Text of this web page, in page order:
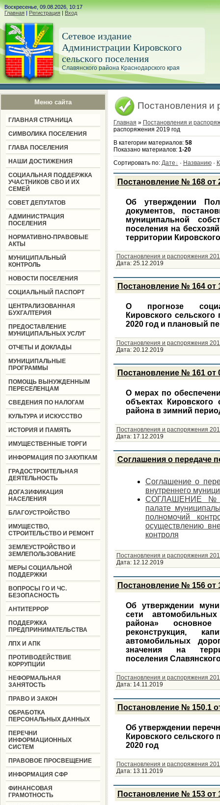
Воскресенье, 09.08.2026, 10:17
Главная | Регистрация | Вход
Сетевое издание
Администрации Кировского
сельского поселения
Славянского района Краснодарского края
Меню сайта
ГЛАВНАЯ СТРАНИЦА
СИМВОЛИКА ПОСЕЛЕНИЯ
ГЛАВА ПОСЕЛЕНИЯ
НАШИ ДОСТИЖЕНИЯ
СОЦИАЛЬНАЯ ПОДДЕРЖКА
УЧАСТНИКОВ СВО И ИХ
СЕМЕЙ
СОВЕТ ДЕПУТАТОВ
АДМИНИСТРАЦИЯ
ПОСЕЛЕНИЯ
НОРМАТИВНО-ПРАВОВЫЕ
АКТЫ
МУНИЦИПАЛЬНЫЙ
КОНТРОЛЬ
НОВОСТИ ПОСЕЛЕНИЯ
СОЦИАЛЬНЫЙ ПАСПОРТ
ЦЕНТРАЛИЗОВАННАЯ
БУХГАЛТЕРИЯ
ПРЕДОСТАВЛЕНИЕ
МУНИЦИПАЛЬНЫХ УСЛУГ
ОТЧЕТЫ И ДОКЛАДЫ
МУНИЦИПАЛЬНЫЕ
ПРОГРАММЫ
ПОМОЩЬ ВЫНУЖДЕННЫМ
ПЕРЕСЕЛЕНЦАМ
СВЕДЕНИЯ ПО НАЛОГАМ
КУЛЬТУРА И ИСКУССТВО
ИСТОРИЯ И ПАМЯТЬ
ИМУЩЕСТВЕННЫЕ ТОРГИ
ИНФОРМАЦИЯ ПО ЗАКУПКАМ
ГРАДОСТРОИТЕЛЬНАЯ
ДЕЯТЕЛЬНОСТЬ
ДОГАЗИФИКАЦИЯ
НАСЕЛЕНИЯ
БЛАГОУСТРОЙСТВО
ИМУЩЕСТВО,
СТРОИТЕЛЬСТВО И РЕМОНТ
ЗЕМЛЕУСТРОЙСТВО И
ЗЕМЛЕПОЛЬЗОВАНИЕ
МЕРЫ СОЦИАЛЬНОЙ
ПОДДЕРЖКИ
ВОПРОСЫ ГО И ЧС.
БЕЗОПАСНОСТЬ
АНТИТЕРРОР
ПОДДЕРЖКА
ПРЕДПРИНИМАТЕЛЬСТВА
ЛПХ И АПК
ПРОТИВОДЕЙСТВИЕ
КОРРУПЦИИ
НЕФОРМАЛЬНАЯ
ЗАНЯТОСТЬ
ПРАВО И ЗАКОН
ОБРАБОТКА
ПЕРСОНАЛЬНЫХ ДАННЫХ
ПЕРЕЧНИ
ИНФОРМАЦИОННЫХ
СИСТЕМ
ПРАВОВОЕ ПРОСВЕЩЕНИЕ
ИНФОРМАЦИЯ СФР
ФИНАНСОВАЯ
ГРАМОТНОСТЬ
Постановления и
Главная » Постановления и
распоряжения 2019 год
В категории материалов: 58
Показано материалов: 1-20
Сортировать по: Дате · Названию·
Постановление № 168 от
Об утверждении
документов,
муниципальной
поселения на
территории
Постановления и распоряжения
Дата: 25.12.2019
Постановление № 164 от
О прогнозе
Кировского
2020 год и плановый
Постановления и распоряжения
Дата: 20.12.2019
Постановление № 161 от
О мерах по
объектах Кировского
района в зимний
Постановления и распоряжения
Дата: 17.12.2019
Соглашения о передаче
Соглашение о
внутреннего
СОГЛАШЕНИЕ №20
палате
полномочий
осуществлению
контроля
Постановления и распоряжения
Дата: 12.12.2019
Постановление № 156 от
Об утверждении
сети
района» основное
реконструкция,
автомобильных
значения на
поселения
Постановления и распоряжения
Дата: 14.11.2019
Постановление № 150.1
Об утверждении
Кировского сельского
2020 год
Постановления и распоряжения
Дата: 13.11.2019
Постановление № 153 от